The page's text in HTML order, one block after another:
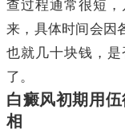
查过程通常很短
来，具体时间会因
也就几十块钱，
了。
白癜风初期用
相